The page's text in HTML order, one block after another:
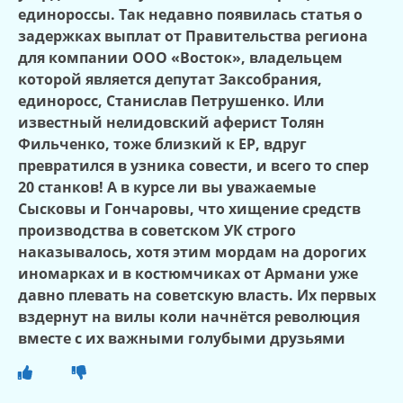
единороссы. Так недавно появилась статья о
задержках выплат от Правительства региона
для компании ООО «Восток», владельцем
которой является депутат Заксобрания,
единоросс, Станислав Петрушенко. Или
известный нелидовский аферист Толян
Фильченко, тоже близкий к ЕР, вдруг
превратился в узника совести, и всего то спер
20 станков! А в курсе ли вы уважаемые
Сысковы и Гончаровы, что хищение средств
производства в советском УК строго
наказывалось, хотя этим мордам на дорогих
иномарках и в костюмчиках от Армани уже
давно плевать на советскую власть. Их первых
вздернут на вилы коли начнётся революция
вместе с их важными голубыми друзьями